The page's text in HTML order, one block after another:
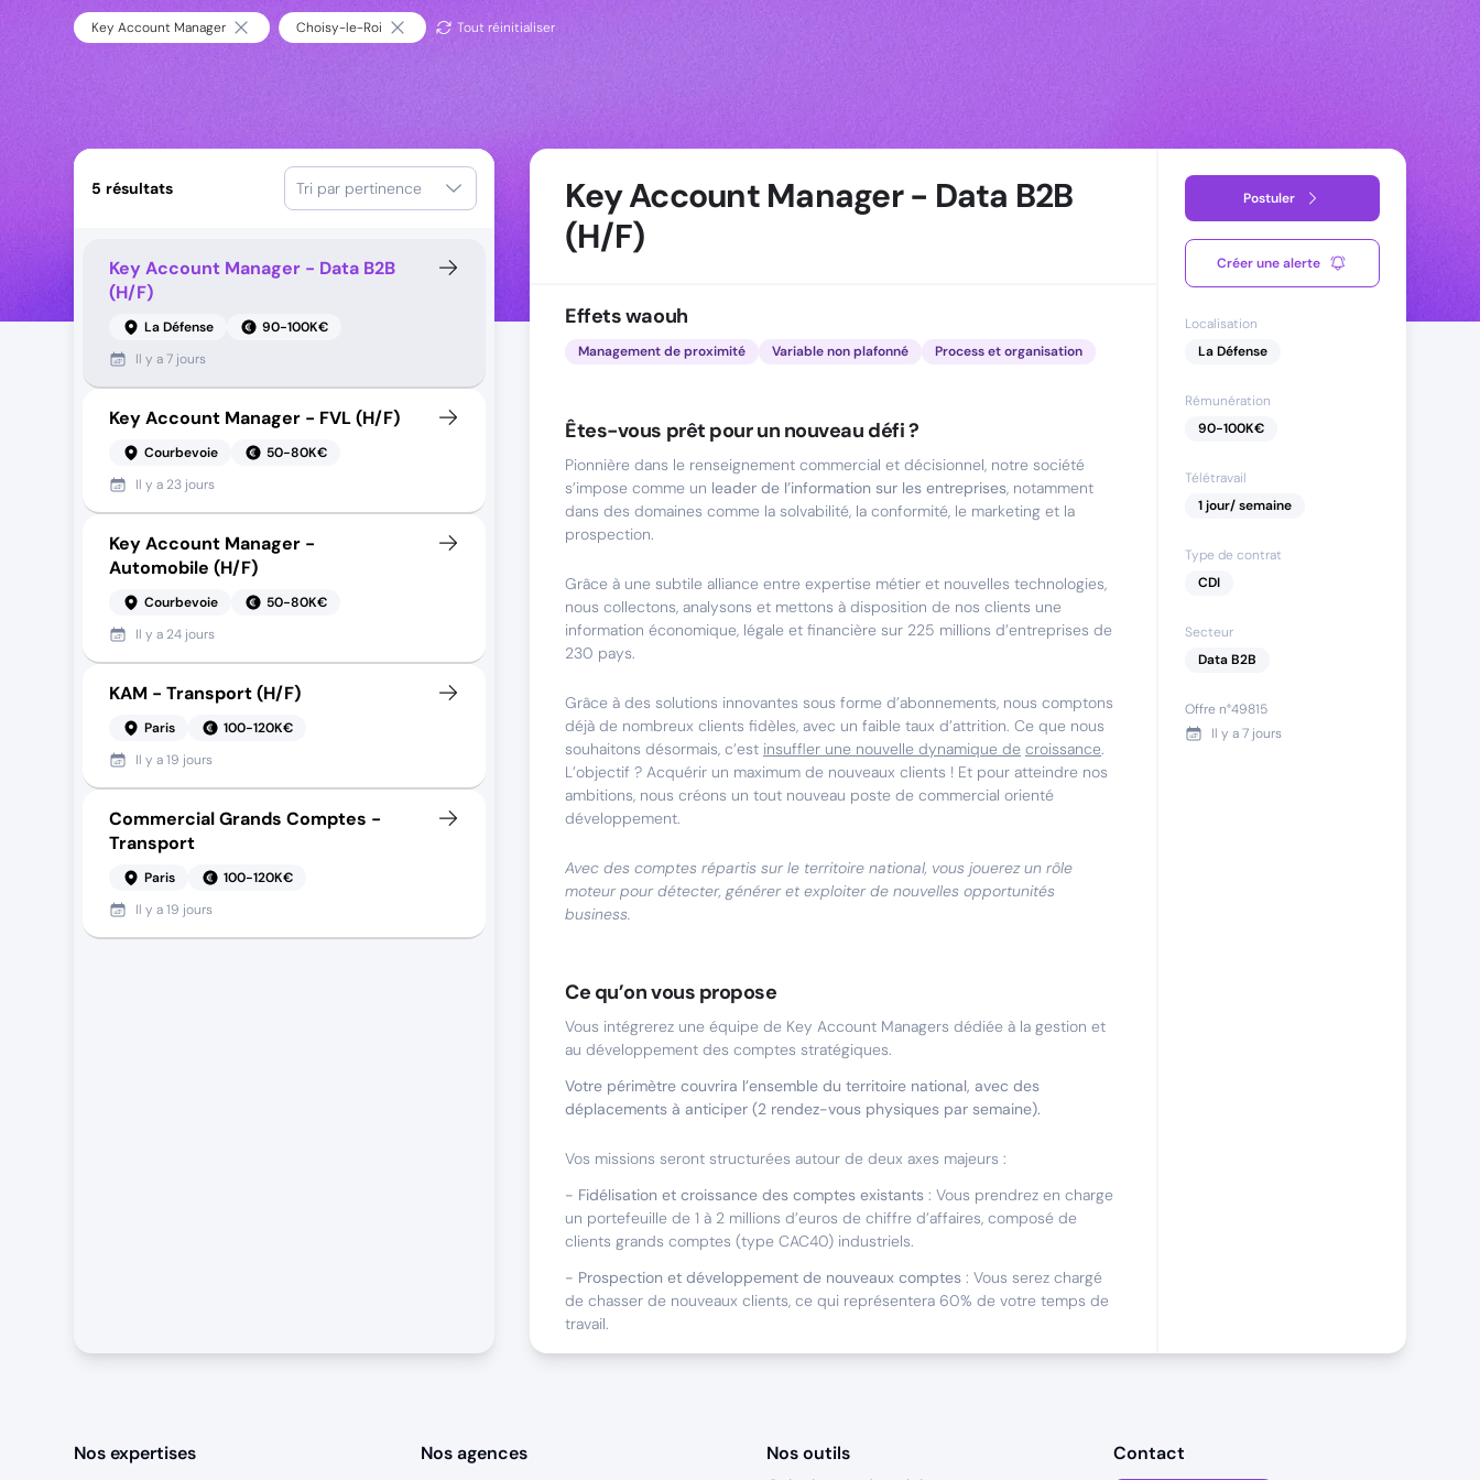
Key Account Manager Choisy-le-Roi Tout réinitialiser
5 résultats Tri par pertinence
Key Account Manager - Data B2B
(H/F)
La Défense
90-100K€
Il y a7 jours
Key Account Manager - FVL (H/F)
Courbevoie
50-80K€
Il y a 23 jours
Key Account Manager -
Automobile (H/F)
Courbevoie
50-80K€
Il y a 24 jours
KAM - Transport (H/F)
Paris
100-120K€
Il y a19 jours
Commercial Grands Comptes -
Transport
Paris
100-120K€
Il y a19 jours
Key Account Manager - Data B2B
(H/F)
Effets waouh
Management de proximité Variable non plafonné Process et organisation
Êtes-vous prêt pour un nouveau défi ?
Pionnière dans le renseignement commercial et décisionnel, notre société
s’impose comme un leader de l’information sur les entreprises, notamment
dans des domaines comme la solvabilité, la conformité, le marketing et la
prospection.
Grâce à une subtile alliance entre expertise métier et nouvelles technologies,
nous collectons, analysons et mettons à disposition de nos clients une
information économique, légale et financière sur 225 millions d’entreprises de
230 pays.
Grâce à des solutions innovantes sous forme d’abonnements, nous comptons
déjà de nombreux clients fidèles, avec un faible taux d’attrition. Ce que nous
souhaitons désormais, c’est insuffler une nouvelle dynamique de croissance.
L’objectif ? Acquérir un maximum de nouveaux clients ! Et pour atteindre nos
ambitions, nous créons un tout nouveau poste de commercial orienté
développement.
Avec des comptes répartis sur le territoire national, vous jouerez un rôle
moteur pour détecter, générer et exploiter de nouvelles opportunités
business.
Ce qu’on vous propose
Vous intégrerez une équipe de Key Account Managers dédiée à la gestion et
au développement des comptes stratégiques.
Votre périmètre couvrira l’ensemble du territoire national, avec des
déplacements à anticiper (2 rendez-vous physiques par semaine).
Vos missions seront structurées autour de deux axes majeurs :
- Fidélisation et croissance des comptes existants : Vous prendrez en charge
un portefeuille de 1 à 2 millions d’euros de chiffre d’affaires, composé de
clients grands comptes (type CAC40) industriels.
- Prospection et développement de nouveaux comptes : Vous serez chargé
de chasser de nouveaux clients, ce qui représentera 60% de votre temps de
travail.
Postuler
Créer une alerte
Localisation
La Défense
Rémunération
90-100K€
Télétravail
1 jour/ semaine
Type de contrat
CDI
Secteur
Data B2B
Offre n°49815
Il y a7 jours
Nos expertises
Nos agences
Nos outils
Contact